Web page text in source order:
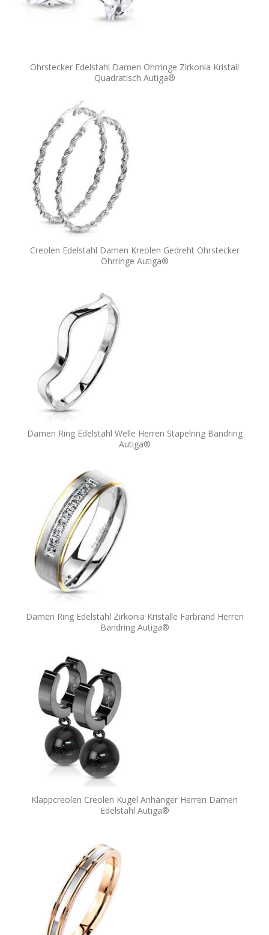
Ohrstecker Edelstahl Damen Ohrringe Zirkonia Kristall
Quadratisch Autiga®
Creolen Edelstahl Damen Kreolen Gedreht Ohrstecker
Ohrringe Autiga®
Damen Ring Edelstahl Welle Herren Stapelring Bandring
Autiga®
Damen Ring Edelstahl Zirkonia Kristalle Farbrand Herren
Bandring Autiga®
Klappcreolen Creolen Kugel Anhänger Herren Damen
Edelstahl Autiga®